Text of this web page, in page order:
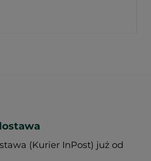
(Kurier InPost) już od